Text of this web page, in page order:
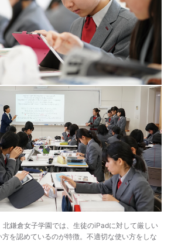
鎌倉女子学園では、生徒のiPadに対して厳しい
を認めているのが特徴。不適切な使い方をしな